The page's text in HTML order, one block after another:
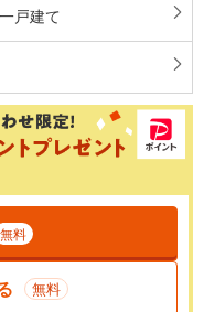
戸建て
無料
無料